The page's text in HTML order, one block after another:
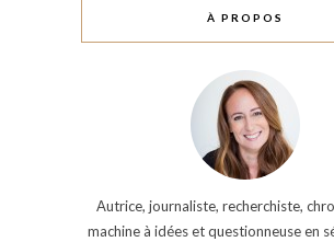
À PROPOS
Autrice, journaliste, recherchiste,
machine à idées et questionneuse en